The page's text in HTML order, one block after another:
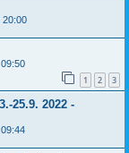
20:00
1 2 3
25.9. 2022 -